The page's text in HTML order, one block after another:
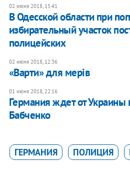
02 июня 2018, 15:41
В Одесской области при
избирательный участок
полицейских
02 июня 2018, 12:36
«Варти» для мерів
01 июня 2018, 22:16
Германия ждет от Украины
Бабченко
ГЕРМАНИЯ ПОЛИЦИЯ